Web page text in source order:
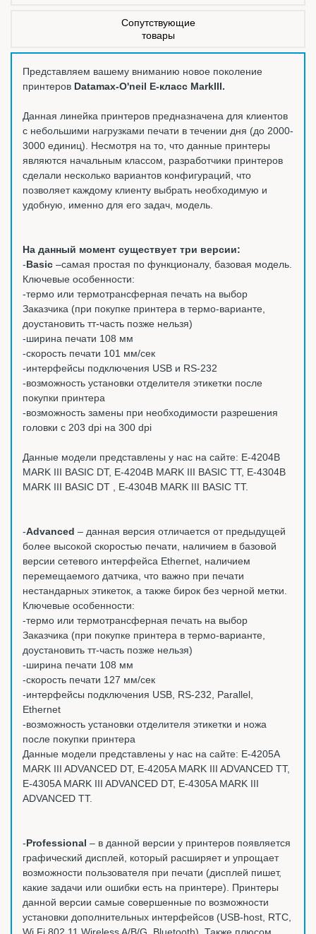
Сопутствующие
товары
Представляем вашему вниманию новое поколение
принтеров Datamax-O'neil E-класс MarkIII.
Данная линейка принтеров предназначена для клиентов
с небольшими нагрузками печати в течении дня (до 2000-
3000 единиц). Несмотря на то, что данные принтеры
являются начальным классом, разработчики принтеров
сделали несколько вариантов конфигураций, что
позволяет каждому клиенту выбрать необходимую и
удобную, именно для его задач, модель.
На данный момент существует три версии:
-Basic –самая простая по функционалу, базовая модель.
Ключевые особенности:
-термо или термотрансферная печать на выбор
Заказчика (при покупке принтера в термо-варианте,
доустановить тт-часть позже нельзя)
-ширина печати 108 мм
-скорость печати 101 мм/сек
-интерфейсы подключения USB и RS-232
-возможность установки отделителя этикетки после
покупки принтера
-возможность замены при необходимости разрешения
головки с 203 dpi на 300 dpi
Данные модели представлены у нас на сайте: E-4204B
MARK III BASIC DT, E-4204B MARK III BASIC TT, E-4304B
MARK III BASIC DT , E-4304B MARK III BASIC TT.
-Advanced – данная версия отличается от предыдущей
более высокой скоростью печати, наличием в базовой
версии сетевого интерфейса Ethernet, наличием
перемещаемого датчика, что важно при печати
нестандарных этикеток, а также бирок без черной метки.
Ключевые особенности:
-термо или термотрансферная печать на выбор
Заказчика (при покупке принтера в термо-варианте,
доустановить тт-часть позже нельзя)
-ширина печати 108 мм
-скорость печати 127 мм/сек
-интерфейсы подключения USB, RS-232, Parallel,
Ethernet
-возможность установки отделителя этикетки и ножа
после покупки принтера
Данные модели представлены у нас на сайте: E-4205A
MARK III ADVANCED DT, E-4205A MARK III ADVANCED TT,
E-4305A MARK III ADVANCED DT, E-4305A MARK III
ADVANCED TT.
-Professional – в данной версии у принтеров появляется
графический дисплей, который расширяет и упрощает
возможности пользователя при печати (дисплей пишет,
какие задачи или ошибки есть на принтере). Принтеры
данной версии самые совершенные по возможности
установки дополнительных интерфейсов (USB-host, RTC,
Wi Fi 802.11 Wireless A/B/G, Bluetooth). Также плюсом